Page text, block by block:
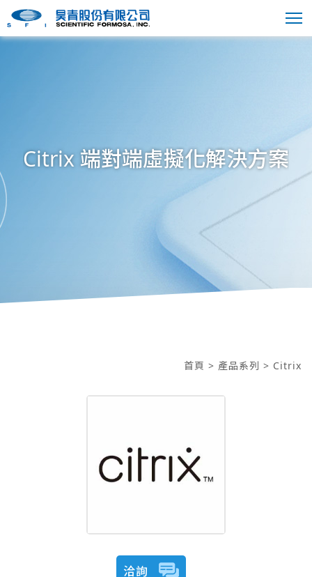
Citrix 端對端虛擬化解決方案
首頁 > 產品系列 > Citrix
洽詢